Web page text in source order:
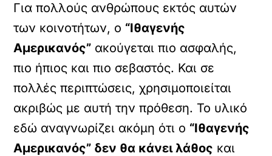
Για πολλούς ανθρώπους εκτός αυτών
των κοινοτήτων, ο “Ιθαγενής
Αμερικανός” ακούγεται πιο ασφαλής,
πιο ήπιος και πιο σεβαστός. Και σε
πολλές περιπτώσεις, χρησιμοποιείται
ακριβώς με αυτή την πρόθεση. Το υλικό
εδώ αναγνωρίζει ακόμη ότι ο “Ιθαγενής
Αμερικανός” δεν θα κάνει λάθος και